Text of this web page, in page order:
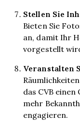
Stellen Sie
Bieten Sie
an, damit Ihr
vorgestellt
Veranstalten
das CVB
mehr
engagieren.